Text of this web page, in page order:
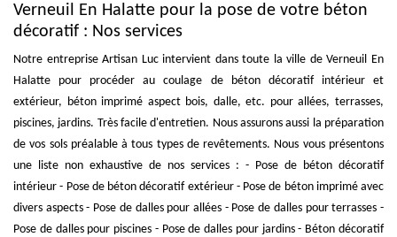
Verneuil En Halatte pour la pose de votre béton
décoratif : Nos services
Notre entreprise Artisan Luc intervient dans toute la ville de Verneuil En
Halatte pour procéder au coulage de béton décoratif intérieur et
extérieur, béton imprimé aspect bois, dalle, etc. pour allées, terrasses,
piscines, jardins. Très facile d'entretien. Nous assurons aussi la préparation
de vos sols préalable à tous types de revêtements. Nous vous présentons
une liste non exhaustive de nos services : - Pose de béton décoratif
intérieur - Pose de béton décoratif extérieur - Pose de béton imprimé avec
divers aspects - Pose de dalles pour allées - Pose de dalles pour terrasses -
Pose de dalles pour piscines - Pose de dalles pour jardins - Béton décoratif